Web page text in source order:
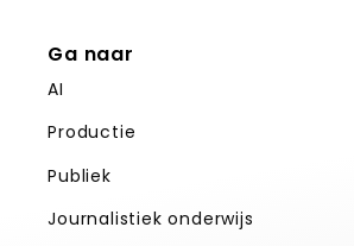
Ga naar
AI
Productie
Publiek
Journalistiek onderwijs